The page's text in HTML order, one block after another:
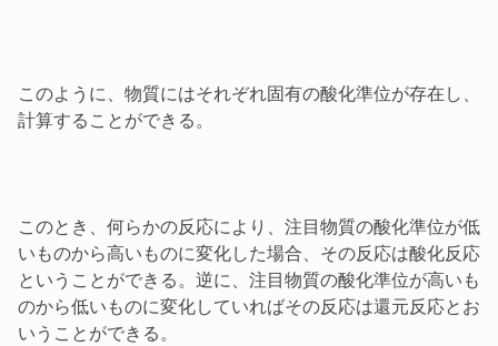
このように、物質にはそれぞれ固有の酸化準位が存在し、
計算することができる。
このとき、何らかの反応により、注目物質の酸化準位が低
いものから高いものに変化した場合、その反応は酸化反応
ということができる。逆に、注目物質の酸化準位が高いも
のから低いものに変化していればその反応は還元反応とお
いうことができる。